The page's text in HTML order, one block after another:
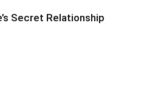
Secret Relationship